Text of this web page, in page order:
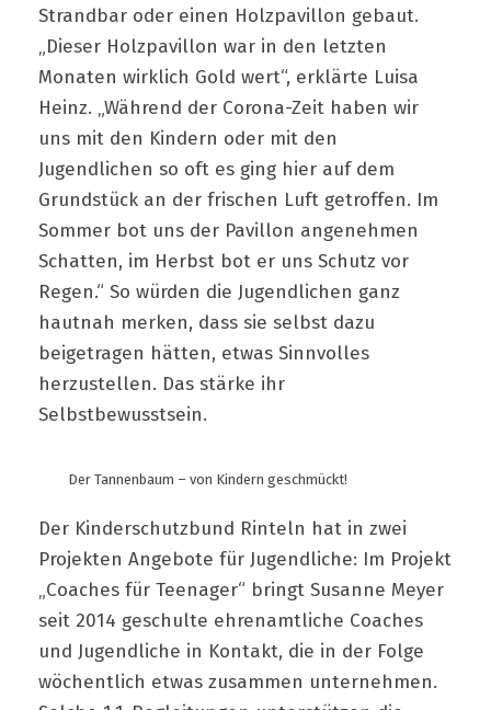
Strandbar oder einen Holzpavillon gebaut.
„Dieser Holzpavillon war in den letzten
Monaten wirklich Gold wert“, erklärte Luisa
Heinz. „Während der Corona-Zeit haben wir
uns mit den Kindern oder mit den
Jugendlichen so oft es ging hier auf dem
Grundstück an der frischen Luft getroffen. Im
Sommer bot uns der Pavillon angenehmen
Schatten, im Herbst bot er uns Schutz vor
Regen.“ So würden die Jugendlichen ganz
hautnah merken, dass sie selbst dazu
beigetragen hätten, etwas Sinnvolles
herzustellen. Das stärke ihr
Selbstbewusstsein.
Der Tannenbaum – von Kindern geschmückt!
Der Kinderschutzbund Rinteln hat in zwei
Projekten Angebote für Jugendliche: Im Projekt
„Coaches für Teenager“ bringt Susanne Meyer
seit 2014 geschulte ehrenamtliche Coaches
und Jugendliche in Kontakt, die in der Folge
wöchentlich etwas zusammen unternehmen.